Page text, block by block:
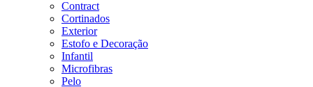
Contract
Cortinados
Exterior
Estofo e Decoração
Infantil
Microfibras
Pelo